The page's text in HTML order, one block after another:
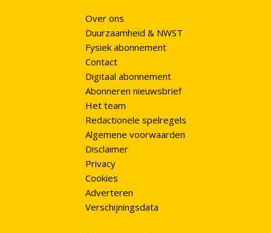
Over ons
Duurzaamheid & NWST
Fysiek abonnement
Contact
Digitaal abonnement
Abonneren nieuwsbrief
Het team
Redactionele spelregels
Algemene voorwaarden
Disclaimer
Privacy
Cookies
Adverteren
Verschijningsdata